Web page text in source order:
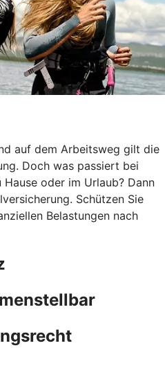
auf dem Arbeitsweg gilt die
Doch was passiert bei
oder im Urlaub? Dann
Schützen Sie
Belastungen nach